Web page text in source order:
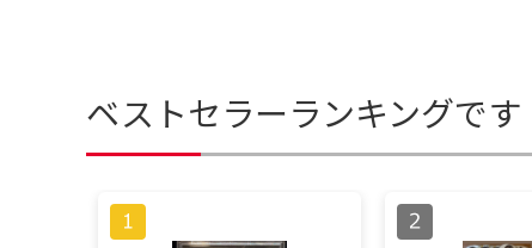
ベストセラーランキングです